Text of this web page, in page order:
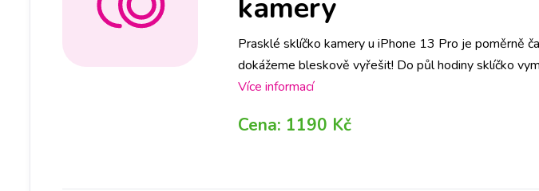
kamery
Prasklé sklíčko kamery u iPhone 13 Pro je poměrně
dokážeme bleskově vyřešit! Do půl hodiny sklíčko
Více informací
Cena: 1190 Kč